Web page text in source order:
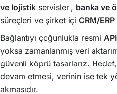
ve lojistikservisleri, banka ve
süreçleri ve şirket içi CRM/ERP
Bağlantıyı çoğunlukla resmi
yoksa zamanlanmış veri
güvenli köprü tasarlarız.
devam etmesi, verinin ise tek
akmasıdır.